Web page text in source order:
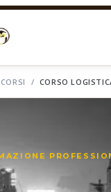
/ CORSO